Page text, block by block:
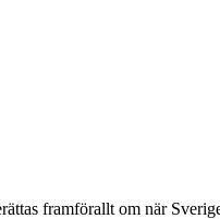
framförallt om när